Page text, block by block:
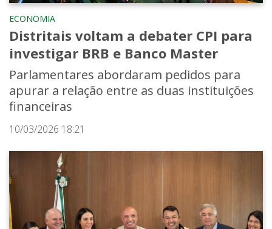
ECONOMIA
Distritais voltam a debater CPI para
investigar BRB e Banco Master
Parlamentares abordaram pedidos para
apurar a relação entre as duas instituições
financeiras
10/03/2026 18:21